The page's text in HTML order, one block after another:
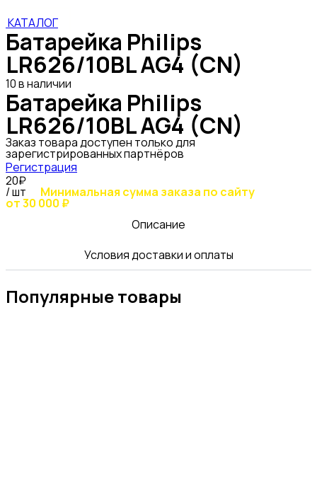
КАТАЛОГ
Батарейка Philips
LR626/10BL AG4 (CN)
10 в наличии
Батарейка Philips
LR626/10BL AG4 (CN)
Заказ товара доступен только для
зарегистрированных партнёров
Регистрация
20₽
/ шт Минимальная сумма заказа по сайту
от 30 000 ₽
Описание
Условия доставки и оплаты
Популярные товары